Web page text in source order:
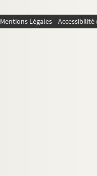
Mentions Légales